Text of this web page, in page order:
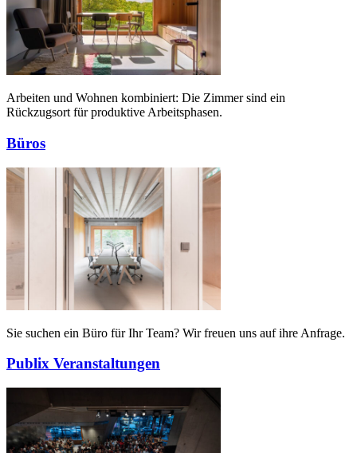
Arbeiten und Wohnen kombiniert: Die Zimmer sind ein
Rückzugsort für produktive Arbeitsphasen.
Büros
Sie suchen ein Büro für Ihr Team? Wir freuen uns auf ihre Anfrage.
Publix Veranstaltungen